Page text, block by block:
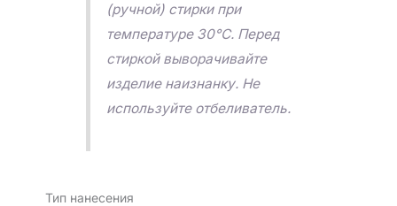
(ручной) стирки при
температуре 30°C. Перед
стиркой выворачивайте
изделие наизнанку. Не
используйте отбеливатель.
Тип нанесения